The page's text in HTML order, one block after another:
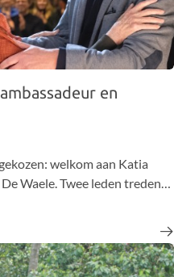
en
welkom aan Katia
Waele. Twee leden treden
Wat onze ambassadeurs
in van Charline Van Snick.